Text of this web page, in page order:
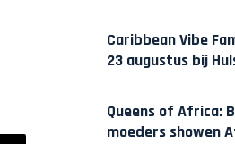
Amsterdam
Caribbean Vibe
23 augustus bij
Queens of Africa:
moeders showen